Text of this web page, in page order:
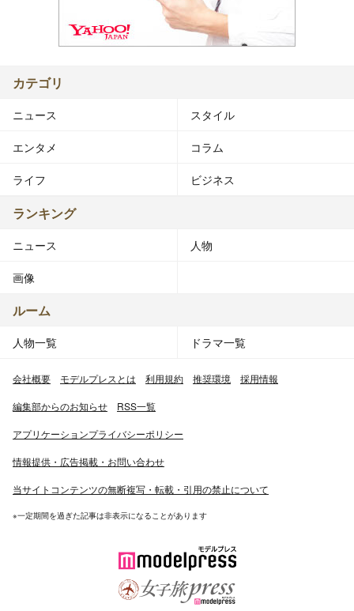
カテゴリ
ニュース スタイル
エンタメ コラム
ライフ ビジネス
ランキング
ニュース 人物
画像
ルーム
人物一覧 ドラマ一覧
会社概要 モデルプレスとは 利用規約 推奨環境 採用情報
編集部からのお知らせ RSS一覧
アプリケーションプライバシーポリシー
情報提供・広告掲載・お問い合わせ
当サイトコンテンツの無断複写・転載・引用の禁止について
※一定期間を過ぎた記事は非表示になることがあります